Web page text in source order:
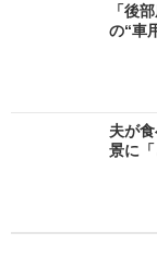
「後
の“車
夫が
景に